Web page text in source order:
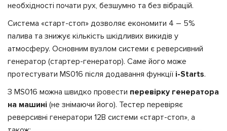
необхідності почати рух, безшумно та без вібрацій.
Система «старт-стоп» дозволяє економити 4 – 5%
палива та знижує кількість шкідливих викидів у
атмосферу. Основним вузлом системи є реверсивний
генератор (стартер-генератор). Саме його може
протестувати MS016 після додавання функції i-Starts.
З MS016 можна швидко провести перевірку генератора
на машині (не знімаючи його). Тестер перевіряє
реверсивні генератори 12В системи «старт-стоп», а